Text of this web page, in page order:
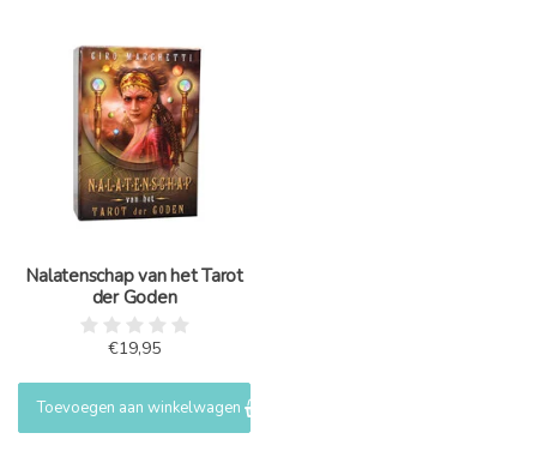
Nalatenschap van het Tarot
der Goden
€19,95
Toevoegen aan winkelwagen